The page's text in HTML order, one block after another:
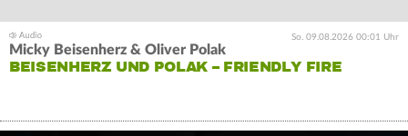
So. 09.08.2026 00:01 Uhr
Micky Beisenherz & Oliver Polak
BEISENHERZ UND POLAK – FRIENDLY FIRE